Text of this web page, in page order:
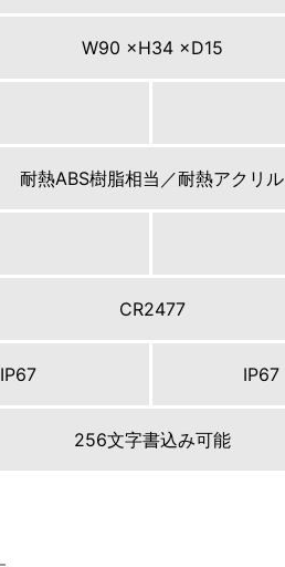
W90 ×H34 ×D15
耐熱ABS樹脂相当／耐熱アクリル
CR2477
IP67 IP67
256文字書込み可能